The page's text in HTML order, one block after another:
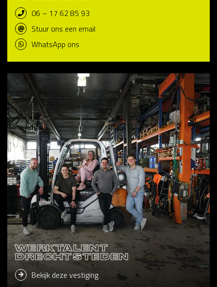
06 – 17 62 85 93
Stuur ons een email
WhatsApp ons
WERKTALENT
DRECHTSTEDEN
Bekijk deze vestiging